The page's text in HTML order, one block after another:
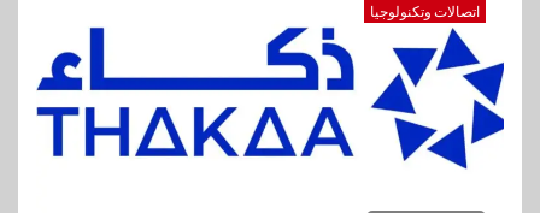
اتصالات وتكنولوجيا